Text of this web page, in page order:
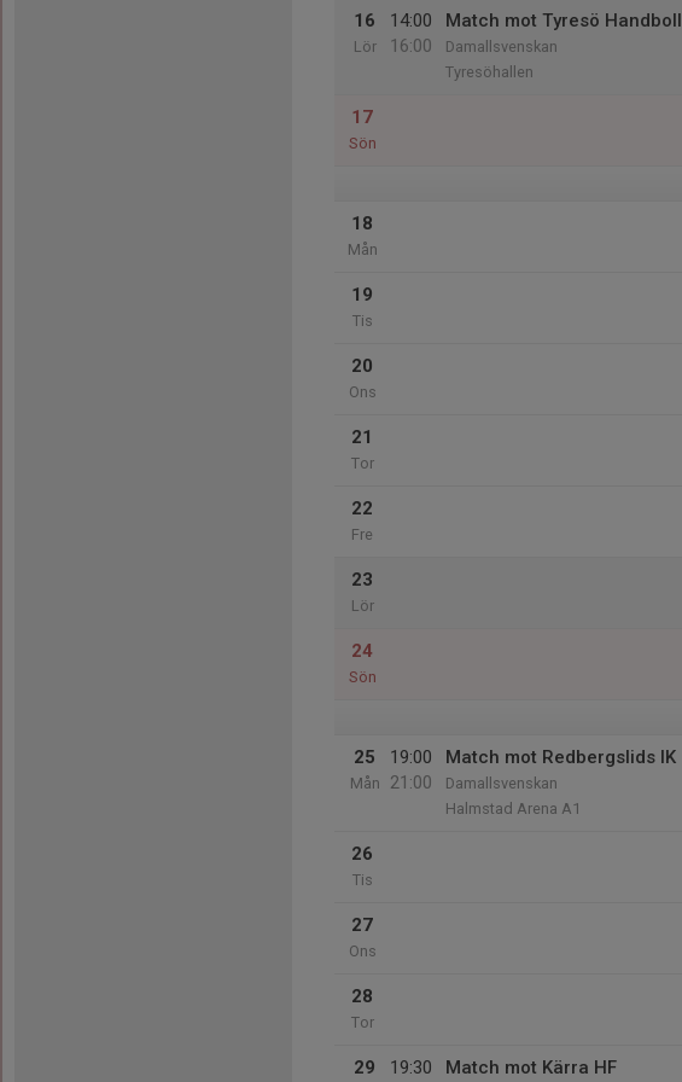
16
Lör
14:00
16:00
Match mot Tyresö Handboll
Damallsvenskan
Tyresöhallen
17
Sön
18
Mån
19
Tis
20
Ons
21
Tor
22
Fre
23
Lör
24
Sön
25
Mån
19:00
21:00
Match mot Redbergslids IK
Damallsvenskan
Halmstad Arena A1
26
Tis
27
Ons
28
Tor
29 19:30 Match mot Kärra HF